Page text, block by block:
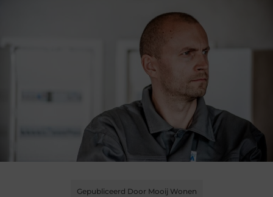
Gepubliceerd Door Mooij Wonen